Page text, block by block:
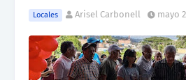
Locales Arisel Carbonell mayo